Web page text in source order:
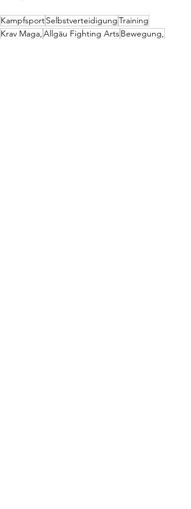
KampfsportSelbstverteidigungTraining
Krav Maga,Allgäu Fighting ArtsBewegung,